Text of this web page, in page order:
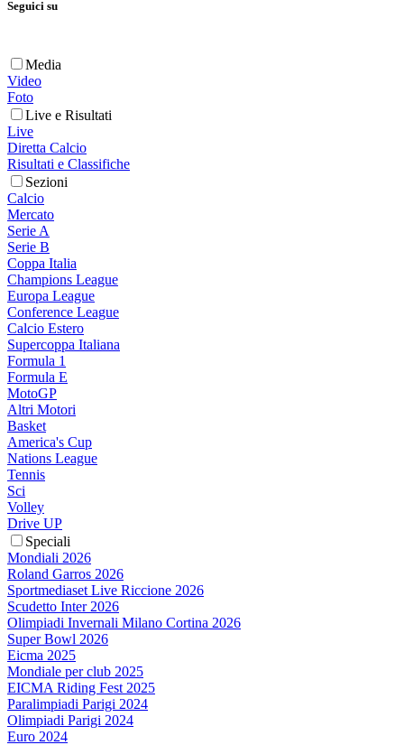
Seguici su
Media
Video
Foto
Live e Risultati
Live
Diretta Calcio
Risultati e Classifiche
Sezioni
Calcio
Mercato
Serie A
Serie B
Coppa Italia
Champions League
Europa League
Conference League
Calcio Estero
Supercoppa Italiana
Formula 1
Formula E
MotoGP
Altri Motori
Basket
America's Cup
Nations League
Tennis
Sci
Volley
Drive UP
Speciali
Mondiali 2026
Roland Garros 2026
Sportmediaset Live Riccione 2026
Scudetto Inter 2026
Olimpiadi Invernali Milano Cortina 2026
Super Bowl 2026
Eicma 2025
Mondiale per club 2025
EICMA Riding Fest 2025
Paralimpiadi Parigi 2024
Olimpiadi Parigi 2024
Euro 2024